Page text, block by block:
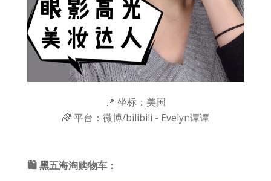
📍 坐标：美国
🌈 平台：微博/bilibili - Evelyn谭谭
🛍 黑五海淘购物车：